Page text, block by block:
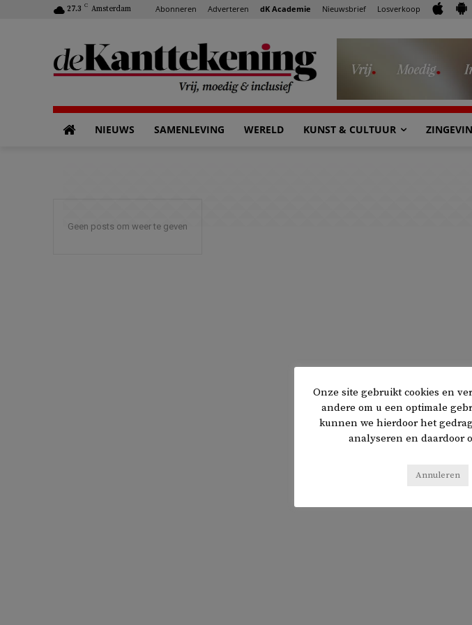
27.3 C Amsterdam Abonneren Adverteren dK Academie Nieuwsbrief Losverkoop
NIEUWS SAMENLEVING WERELD KUNST & CULTUUR
Geen posts om weer te geven
Onze site gebruikt cookies en
andere om u een optimale
kunnen we hierdoor het
analyseren en daardoor
Annuleren